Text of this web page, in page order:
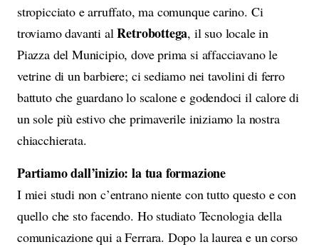
stropicciato e arruffato, ma comunque carino. Ci
troviamo davanti alRetrobottega, il suo locale in
Piazza del Municipio, dove prima si affacciavano le
vetrine di un barbiere; ci sediamo nei tavolini di ferro
battuto che guardano lo scalone e godendoci il calore di
un sole più estivo che primaverile iniziamo la nostra
chiacchierata.
Partiamo dall’inizio: la tua formazione
I miei studi non c’entrano niente con tutto questo e con
quello che sto facendo. Ho studiato Tecnologia della
comunicazione qui a Ferrara. Dopo la laurea e un corso